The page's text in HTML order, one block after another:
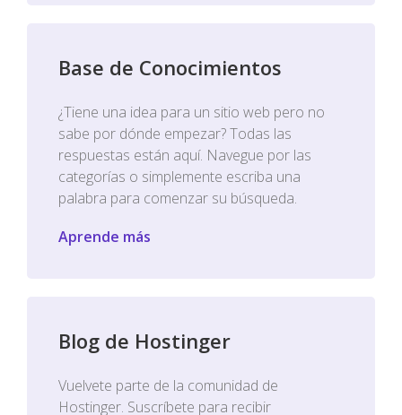
Base de Conocimientos
¿Tiene una idea para un sitio web pero no
sabe por dónde empezar? Todas las
respuestas están aquí. Navegue por las
categorías o simplemente escriba una
palabra para comenzar su búsqueda.
Aprende más
Blog de Hostinger
Vuelvete parte de la comunidad de
Hostinger. Suscríbete para recibir